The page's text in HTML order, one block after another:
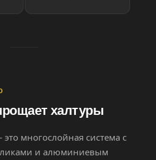
халтуры
многослойная система с
и алюминиевым